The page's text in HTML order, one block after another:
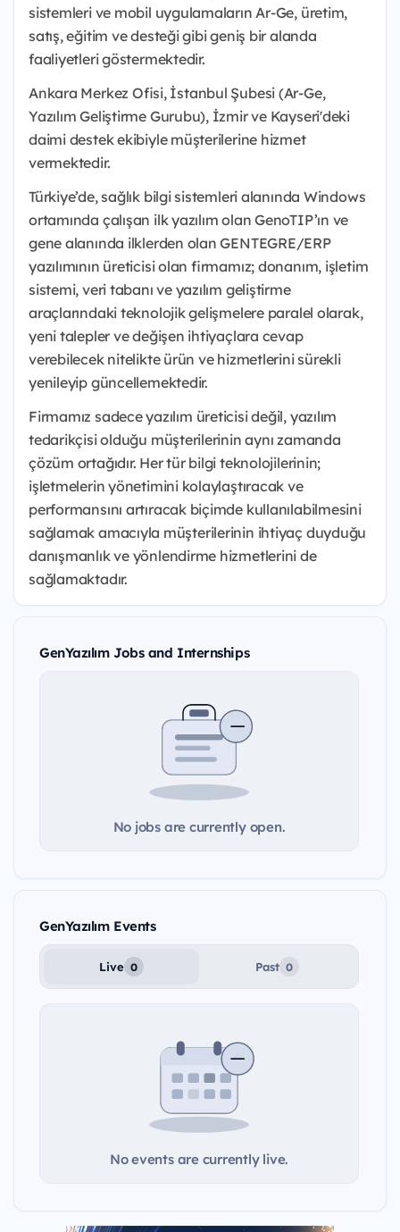
sistemleri ve mobil uygulamaların Ar-Ge, üretim,
satış, eğitim ve desteği gibi geniş bir alanda
faaliyetleri göstermektedir.
Ankara Merkez Ofisi, İstanbul Şubesi (Ar-Ge,
Yazılım Geliştirme Gurubu), İzmir ve Kayseri'deki
daimi destek ekibiyle müşterilerine hizmet
vermektedir.
Türkiye’de, sağlık bilgi sistemleri alanında Windows
ortamında çalışan ilk yazılım olan GenoTIP’ın ve
gene alanında ilklerden olan GENTEGRE/ERP
yazılımının üreticisi olan firmamız; donanım, işletim
sistemi, veri tabanı ve yazılım geliştirme
araçlarındaki teknolojik gelişmelere paralel olarak,
yeni talepler ve değişen ihtiyaçlara cevap
verebilecek nitelikte ürün ve hizmetlerini sürekli
yenileyip güncellemektedir.
Firmamız sadece yazılım üreticisi değil, yazılım
tedarikçisi olduğu müşterilerinin aynı zamanda
çözüm ortağıdır. Her tür bilgi teknolojilerinin;
işletmelerin yönetimini kolaylaştıracak ve
performansını artıracak biçimde kullanılabilmesini
sağlamak amacıyla müşterilerinin ihtiyaç duyduğu
danışmanlık ve yönlendirme hizmetlerini de
sağlamaktadır.
GenYazılım Jobs and Internships
No jobs are currently open.
GenYazılım Events
Live 0 Past 0
No events are currently live.